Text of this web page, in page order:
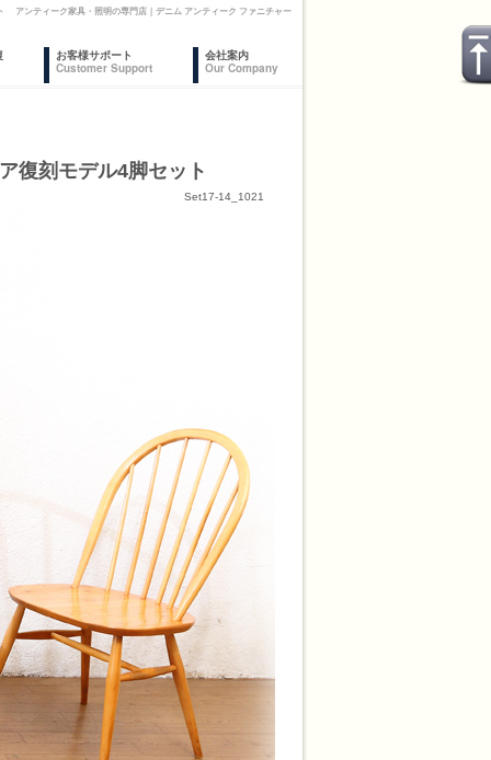
アンティーク家具・照明の専門店｜デニム アンティーク ファニチャー
お客様サポート
Customer Support
会社案内
Our Company
復刻モデル4脚セット
Set17-14_1021